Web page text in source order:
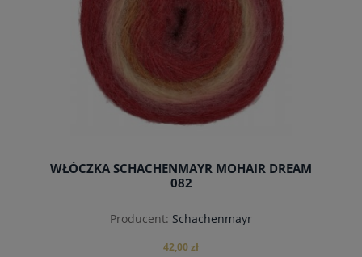
WŁÓCZKA SCHACHENMAYR MOHAIR DREAM
082
Producent: Schachenmayr
42,00 zł